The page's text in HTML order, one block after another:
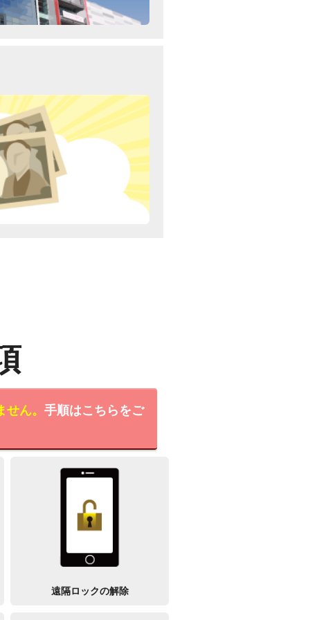
ん。 手順はこちらをご
遠隔ロックの解除